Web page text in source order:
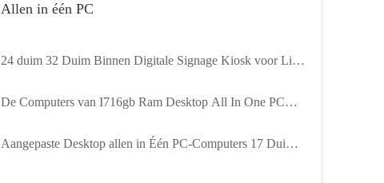
Allen in één PC
24 duim 32 Duim Binnen Digitale Signage Kiosk voor Live
De Computers van I716gb Ram Desktop All In One PC
Aangepaste Desktop allen in Één PC-Computers 17 Duim